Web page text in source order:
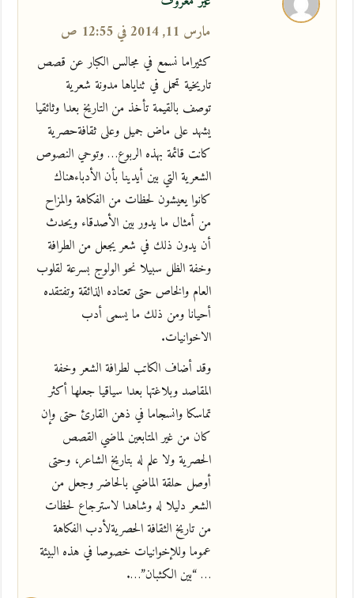
مارس 11, 2014 في 12:55 ص
كثيراما نسمع في مجالس الكبار عن قصص
تاريخية تحمل في ثناياها مدونة شعرية
توصف بالقيمة تأخذ من التاريخ بعدا وثائقيا
يشهد على ماض جميل وعلى ثقافةحصرية
كانت قائمة بهذه الربوع… وتوحي النصوص
الشعرية التي بين أيدينا بأن الأدباءهناك
كانوا يعيشون لحظات من الفكاهة والمزاح
من أمثال ما يدور بين الأصدقاء ويحدث
أن يدون ذلك في شعر يجعل من الطرافة
وخفة الظل سبيلا نحو الولوج بسرعة لقلوب
العام والخاص حتى تعتاده الذائقة وتفتقده
أحيانا ومن ذلك ما يسمى أدب
الاخوانيات.
وقد أضاف الكاتب لطرافة الشعر وخفة
المقاصد وبلاغتها بعدا سياقيا جعلها أكثر
تماسكا وانسجاما في ذهن القارئ حتى وإن
كان من غير المتابعين لماضي القصص
الحصرية ولا علم له بتاريخ الشاعر، وحتى
أوصل حلقة الماضي بالحاضر وجعل من
الشعر دليلا له وشاهدا لاسترجاع لحظات
من تاريخ الثقافة الحصريةلأدب الفكاهة
عموما وللإخوانيات خصوصا في هذه البيئة
… “بين الكثبان”….